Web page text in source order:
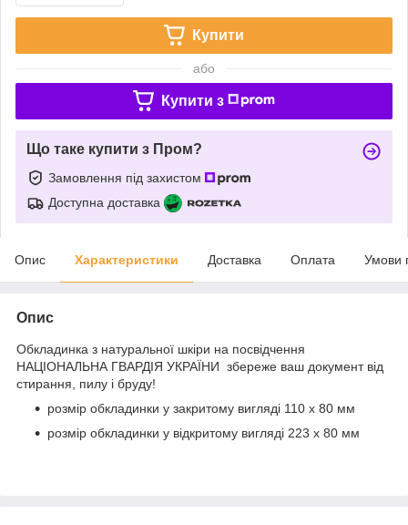
Купити
або
Купити з
Що таке купити з Пром?
Замовлення під захистом
Доступна доставка
Опис Характеристики Доставка Оплата Умови
Опис
Обкладинка з натуральної шкіри на посвідчення
НАЦІОНАЛЬНА ГВАРДІЯ УКРАЇНИ збереже ваш документ від
стирання, пилу і бруду!
розмір обкладинки у закритому вигляді 110 x 80 мм
розмір обкладинки у відкритому вигляді 223 х 80 мм